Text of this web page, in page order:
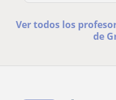
Ver todos los
de